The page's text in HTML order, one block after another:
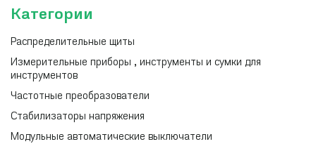
Категории
Распределительные щиты
Измерительные приборы , инструменты и сумки для
инструментов
Частотные преобразователи
Стабилизаторы напряжения
Модульные автоматические выключатели